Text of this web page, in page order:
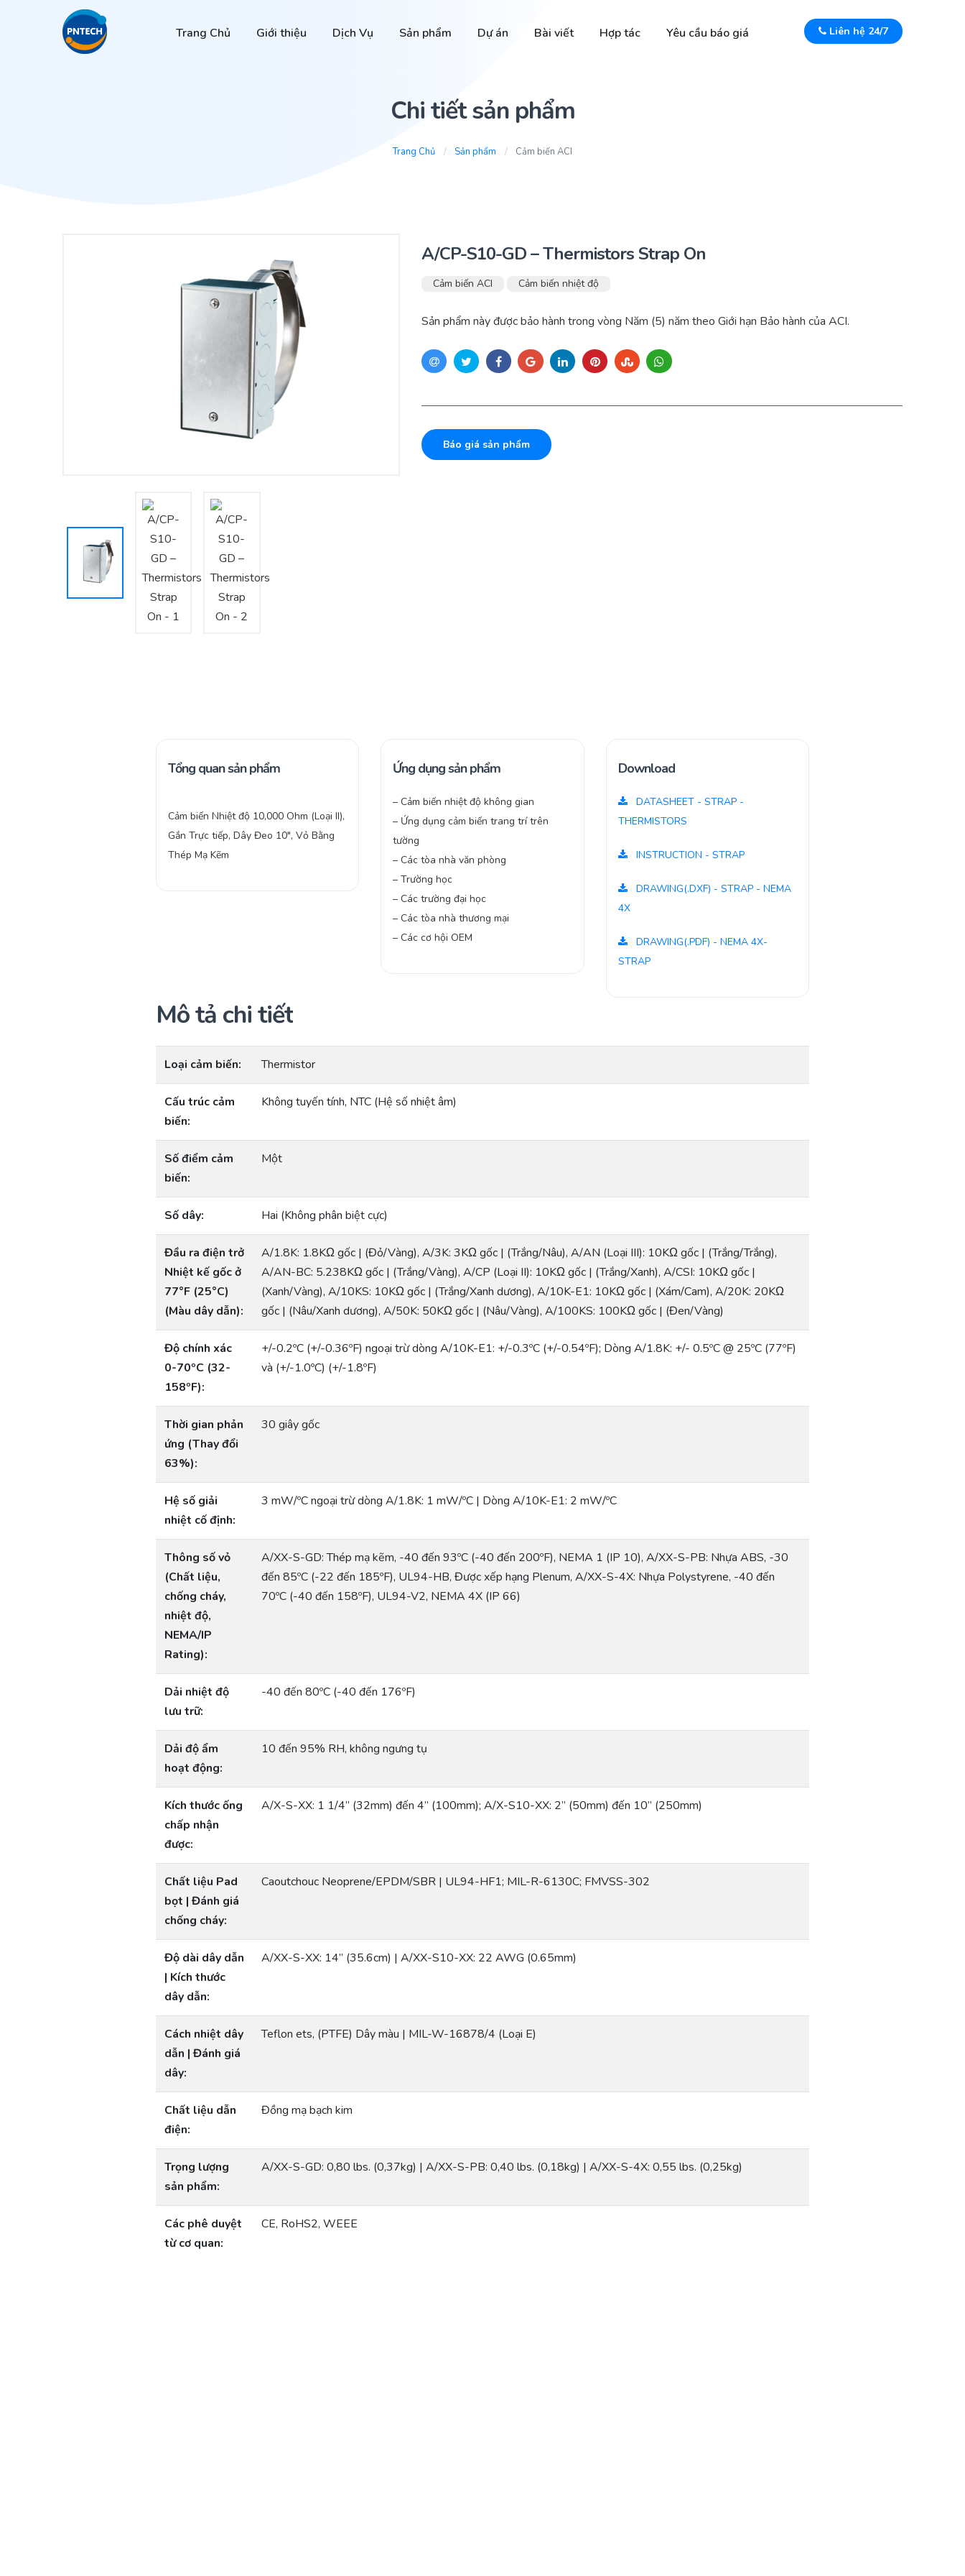
Trang Chủ Giới thiệu Dịch Vụ Sản phẩm Dự án Bài viết Hợp tác Yêu cầu báo giá Liên hệ 24/7
Chi tiết sản phẩm
Trang Chủ Sản phẩm Cảm biến ACI
A/CP-S10-GD – Thermistors Strap On
Cảm biến ACI Cảm biến nhiệt độ
Sản phẩm này được bảo hành trong vòng Năm (5) năm theo Giới hạn Bảo hành của ACI.
Báo giá sản phẩm
Tổng quan sản phẩm
Cảm biến Nhiệt độ 10,000 Ohm (Loại II),
Gắn Trực tiếp, Dây Đeo 10″, Vỏ Bằng
Thép Mạ Kẽm
Ứng dụng sản phẩm
– Cảm biến nhiệt độ không gian
– Ứng dụng cảm biến trang trí trên
tường
– Các tòa nhà văn phòng
– Trường học
– Các trường đại học
– Các tòa nhà thương mại
– Các cơ hội OEM
Download
DATASHEET - STRAP -
THERMISTORS
INSTRUCTION - STRAP
DRAWING(.DXF) - STRAP - NEMA
4X
DRAWING(.PDF) - NEMA 4X-
STRAP
Mô tả chi tiết
Loại cảm biến: Thermistor
Cấu trúc cảm
biến:
Không tuyến tính, NTC (Hệ số nhiệt âm)
Số điểm cảm
biến:
Một
Số dây: Hai (Không phân biệt cực)
Đầu ra điện trở
Nhiệt kế gốc ở
77°F (25°C)
(Màu dây dẫn):
A/1.8K: 1.8KΩ gốc | (Đỏ/Vàng), A/3K: 3KΩ gốc | (Trắng/Nâu), A/AN (Loại III): 10KΩ gốc | (Trắng/Trắng),
A/AN-BC: 5.238KΩ gốc | (Trắng/Vàng), A/CP (Loại II): 10KΩ gốc | (Trắng/Xanh), A/CSI: 10KΩ gốc |
(Xanh/Vàng), A/10KS: 10KΩ gốc | (Trắng/Xanh dương), A/10K-E1: 10KΩ gốc | (Xám/Cam), A/20K: 20KΩ
gốc | (Nâu/Xanh dương), A/50K: 50KΩ gốc | (Nâu/Vàng), A/100KS: 100KΩ gốc | (Đen/Vàng)
Độ chính xác
0-70ºC (32-
158ºF):
+/-0.2ºC (+/-0.36ºF) ngoại trừ dòng A/10K-E1: +/-0.3ºC (+/-0.54ºF); Dòng A/1.8K: +/- 0.5ºC @ 25ºC (77ºF)
và (+/-1.0ºC) (+/-1.8ºF)
Thời gian phản
ứng (Thay đổi
63%):
30 giây gốc
Hệ số giải
nhiệt cố định:
3 mW/ºC ngoại trừ dòng A/1.8K: 1 mW/ºC | Dòng A/10K-E1: 2 mW/ºC
Thông số vỏ
(Chất liệu,
chống cháy,
nhiệt độ,
NEMA/IP
Rating):
A/XX-S-GD: Thép mạ kẽm, -40 đến 93ºC (-40 đến 200ºF), NEMA 1 (IP 10), A/XX-S-PB: Nhựa ABS, -30
đến 85ºC (-22 đến 185ºF), UL94-HB, Được xếp hạng Plenum, A/XX-S-4X: Nhựa Polystyrene, -40 đến
70ºC (-40 đến 158ºF), UL94-V2, NEMA 4X (IP 66)
Dải nhiệt độ
lưu trữ:
-40 đến 80ºC (-40 đến 176ºF)
Dải độ ẩm
hoạt động:
10 đến 95% RH, không ngưng tụ
Kích thước ống
chấp nhận
được:
A/X-S-XX: 1 1/4” (32mm) đến 4” (100mm); A/X-S10-XX: 2” (50mm) đến 10” (250mm)
Chất liệu Pad
bọt | Đánh giá
chống cháy:
Caoutchouc Neoprene/EPDM/SBR | UL94-HF1; MIL-R-6130C; FMVSS-302
Độ dài dây dẫn
| Kích thước
dây dẫn:
A/XX-S-XX: 14” (35.6cm) | A/XX-S10-XX: 22 AWG (0.65mm)
Cách nhiệt dây
dẫn | Đánh giá
dây:
Teflon ets, (PTFE) Dây màu | MIL-W-16878/4 (Loại E)
Chất liệu dẫn
điện:
Đồng mạ bạch kim
Trọng lượng
sản phẩm:
A/XX-S-GD: 0,80 lbs. (0,37kg) | A/XX-S-PB: 0,40 lbs. (0,18kg) | A/XX-S-4X: 0,55 lbs. (0,25kg)
Các phê duyệt
từ cơ quan:
CE, RoHS2, WEEE